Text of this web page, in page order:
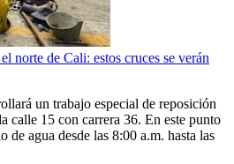
norte de Cali: estos cruces se verán
un trabajo especial de reposición
calle 15 con carrera 36. En este punto
de agua desde las 8:00 a.m. hasta las